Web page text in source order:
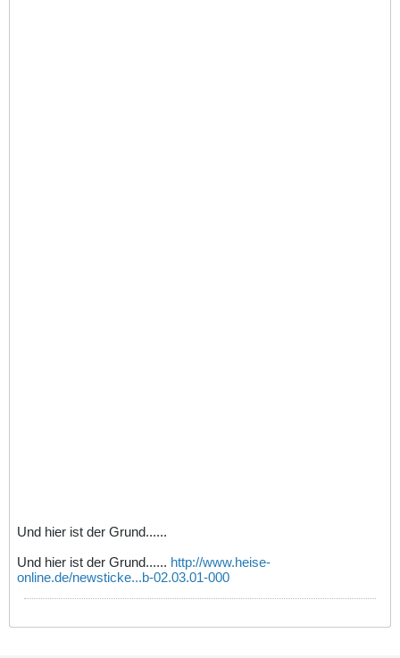
Und hier ist der Grund......
Und hier ist der Grund...... http://www.heise-
online.de/newsticke...b-02.03.01-000